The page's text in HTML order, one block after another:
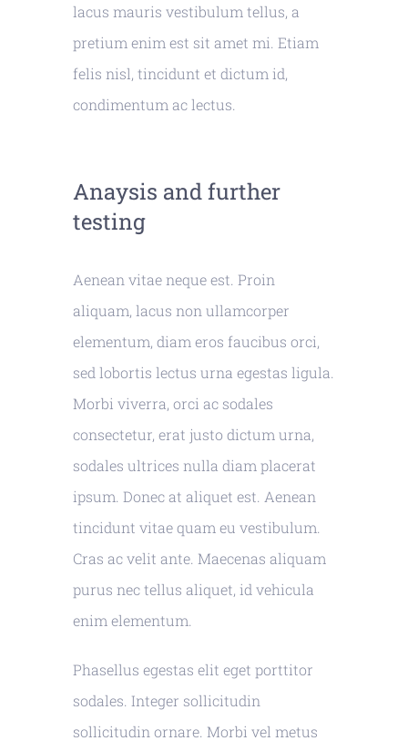
lacus mauris vestibulum tellus, a
pretium enim est sit amet mi. Etiam
felis nisl, tincidunt et dictum id,
condimentum ac lectus.
Anaysis and further
testing
Aenean vitae neque est. Proin
aliquam, lacus non ullamcorper
elementum, diam eros faucibus orci,
sed lobortis lectus urna egestas ligula.
Morbi viverra, orci ac sodales
consectetur, erat justo dictum urna,
sodales ultrices nulla diam placerat
ipsum. Donec at aliquet est. Aenean
tincidunt vitae quam eu vestibulum.
Cras ac velit ante. Maecenas aliquam
purus nec tellus aliquet, id vehicula
enim elementum.
Phasellus egestas elit eget porttitor
sodales. Integer sollicitudin
sollicitudin ornare. Morbi vel metus